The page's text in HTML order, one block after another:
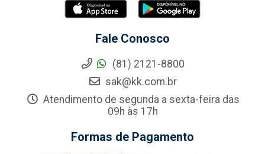
Fale Conosco
(81) 2121-8800
sak@kk.com.br
Atendimento de segunda a sexta-feira das
09h às 17h
Formas de Pagamento